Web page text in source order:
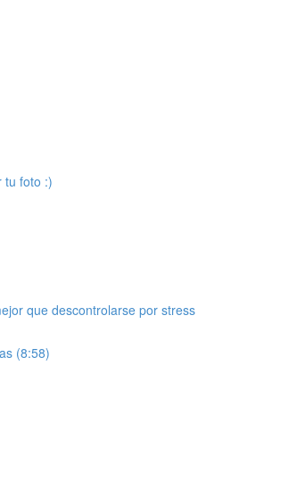
tu foto :)
que descontrolarse por stress
(8:58)